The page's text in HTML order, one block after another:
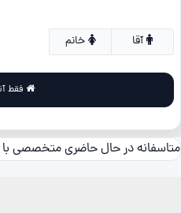
خانم
متاسفانه در حال حاضری متخصصی